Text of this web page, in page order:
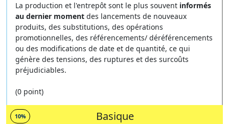
La production et l'entrepôt sont le plus souvent informés
au dernier moment des lancements de nouveaux
produits, des substitutions, des opérations
promotionnelles, des référencements/ déréférencements
ou des modifications de date et de quantité, ce qui
génère des tensions, des ruptures et des surcoûts
préjudiciables.
(0 point)
10% Basique